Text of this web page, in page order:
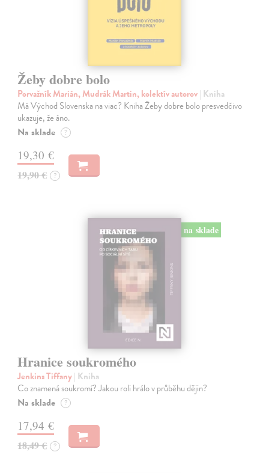
Žeby dobre bolo
Porvažník Marián, Mudrák Martin, kolektív autorov| Kniha
Má Východ Slovenska na viac? Kniha Žeby dobre bolo presvedčivo
ukazuje, že áno.
Na sklade ?
19,30 €
19,90 € ?
na sklade
Hranice soukromého
Jenkins Tiffany| Kniha
Co znamená soukromí? Jakou roli hrálo v průběhu dějin?
Na sklade ?
17,94 €
18,49 € ?